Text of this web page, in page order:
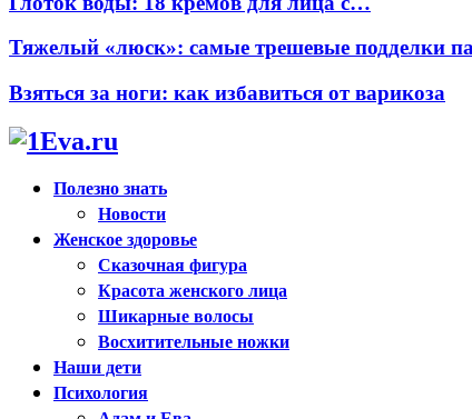
Тяжелый «люск»: самые трешевые подделки
Взяться за ноги: как избавиться от варикоза
Полезно знать
Новости
Женское здоровье
Сказочная фигура
Красота женского лица
Шикарные волосы
Восхитительные ножки
Наши дети
Психология